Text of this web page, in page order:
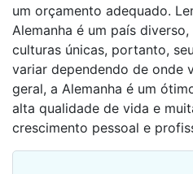
um orçamento adequado.
Alemanha é um país
culturas únicas, portanto,
variar dependendo de onde
geral, a Alemanha é um
alta qualidade de vida e
crescimento pessoal e